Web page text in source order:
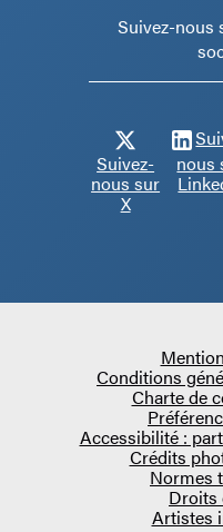
Suivez-nous
Suivez-
nous sur
X
nous
Conditions
Charte de
Accessibilité :
Crédits
Normes
Droits
Artistes